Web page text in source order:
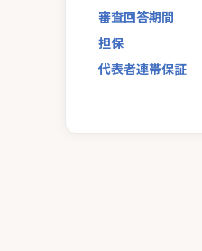
審査回答期間
担保
代表者連帯保証